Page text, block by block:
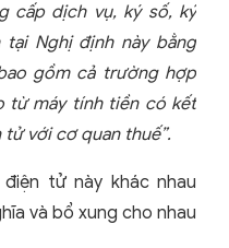
cấp dịch vụ, ký số, ký
Nghị định này bằng
gồm cả trường hợp
từ máy tính tiền có kết
với cơ quan thuế”.
tử này khác nhau
và bổ xung cho nhau